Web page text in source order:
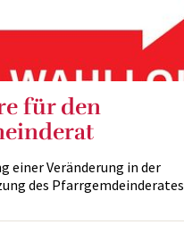
für den
einer Veränderung in der
des Pfarrgemdeinderates